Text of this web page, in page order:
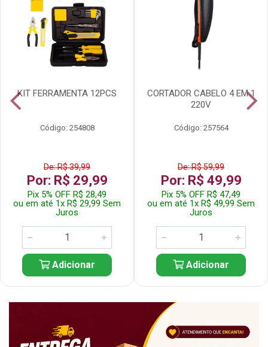
KIT FERRAMENTA 12PCS
Código: 254808
De: R$ 39,99
Por: R$ 29,99
Pix 5% OFF R$ 28,49
ou em até 1x R$ 29,99 Sem
Juros
Adicionar
CORTADOR CABELO 4 EM 1
220V
Código: 257564
De: R$ 59,99
Por: R$ 49,99
Pix 5% OFF R$ 47,49
ou em até 1x R$ 49,99 Sem
Juros
Adicionar